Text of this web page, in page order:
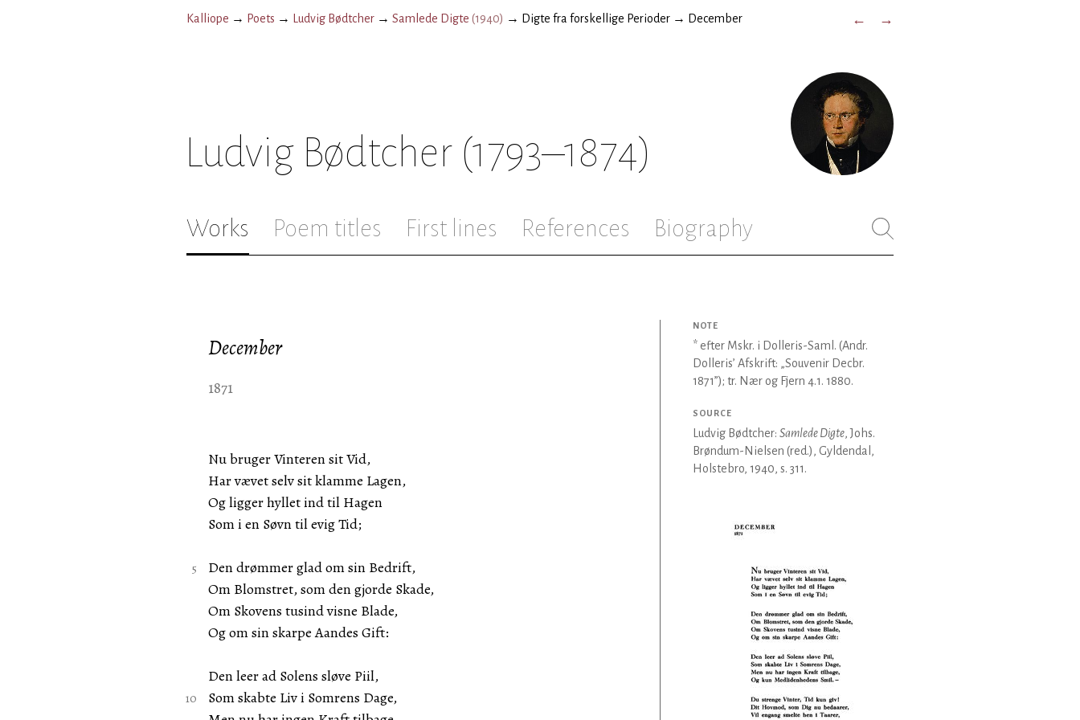
Kalliope → Poets → Ludvig Bødtcher → Samlede Digte (1940) → Digte fra forskellige Perioder → December ← →
Ludvig Bødtcher (1793–1874)
Works Poem titles First lines References Biography
December
1871
Nu bruger Vinteren sit Vid,
Har vævet selv sit klamme Lagen,
Og ligger hyllet ind til Hagen
Som i en Søvn til evig Tid;
Den drømmer glad om sin Bedrift,
Om Blomstret, som den gjorde Skade,
Om Skovens tusind visne Blade,
Og om sin skarpe Aandes Gift:
Den leer ad Solens sløve Piil,
Som skabte Liv i Somrens Dage,
NOTE
* efter Mskr. i Dolleris-Saml. (Andr.
Dolleris’ Afskrift: „Souvenir Decbr.
1871”); tr. Nær og Fjern 4.1. 1880.
SOURCE
Ludvig Bødtcher: Samlede Digte, Johs.
Brøndum-Nielsen (red.), Gyldendal,
Holstebro, 1940, s. 311.